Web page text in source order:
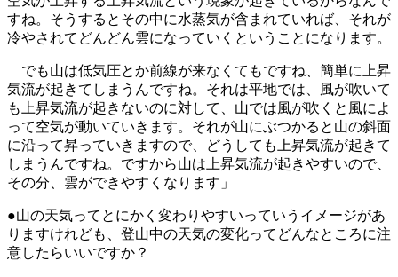
すね。そうするとその中に水蒸気が含まれていれば、それが
冷やされてどんどん雲になっていくということになります。
でも山は低気圧とか前線が来なくてもですね、簡単に上昇
気流が起きてしまうんですね。それは平地では、風が吹いて
も上昇気流が起きないのに対して、山では風が吹くと風によ
って空気が動いていきます。それが山にぶつかると山の斜面
に沿って昇っていきますので、どうしても上昇気流が起きて
しまうんですね。ですから山は上昇気流が起きやすいので、
その分、雲ができやすくなります」
●山の天気ってとにかく変わりやすいっていうイメージがあ
りますけれども、登山中の天気の変化ってどんなところに注
意したらいいですか？